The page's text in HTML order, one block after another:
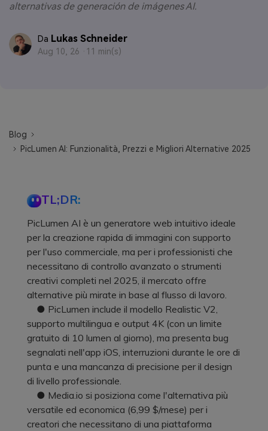
alternativas de generación de imágenes AI.
Da Lukas Schneider
Aug 10, 26 · 11 min(s)
Blog
PicLumen AI: Funzionalità, Prezzi e Migliori Alternative 2025
TL;DR:
PicLumen AI è un generatore web intuitivo ideale
per la creazione rapida di immagini con supporto
per l'uso commerciale, ma per i professionisti che
necessitano di controllo avanzato o strumenti
creativi completi nel 2025, il mercato offre
alternative più mirate in base al flusso di lavoro.
● PicLumen include il modello Realistic V2,
supporto multilingua e output 4K (con un limite
gratuito di 10 lumen al giorno), ma presenta bug
segnalati nell'app iOS, interruzioni durante le ore di
punta e una mancanza di precisione per il design
di livello professionale.
● Media.io si posiziona come l'alternativa più
versatile ed economica (6,99 $/mese) per i
creatori che necessitano di una piattaforma